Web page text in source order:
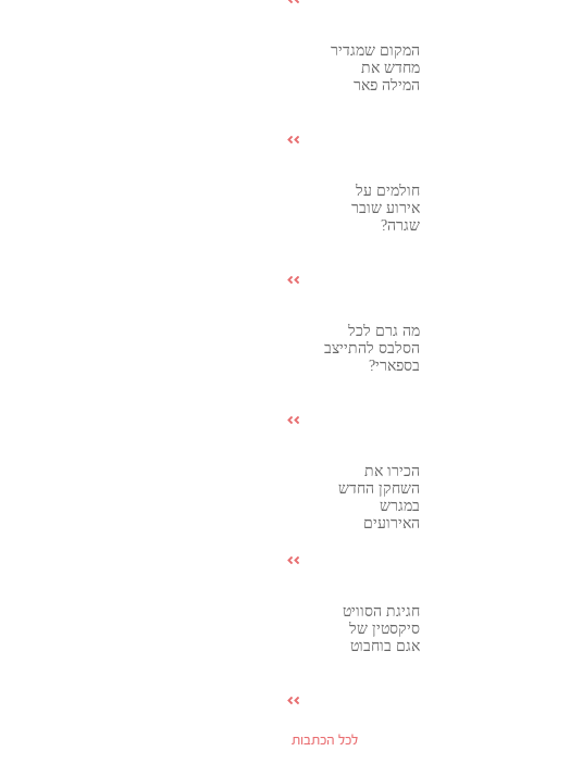
המקום שמגדיר
מחדש את
המילה פאר
חולמים על
אירוע שובר
שגרה?
מה גרם לכל
הסלבס להתייצב
בספארי?
הכירו את
השחקן החדש
במגרש
האירועים
חגיגת הסוויט
סיקסטין של
אגם בוחבוט
לכל הכתבות